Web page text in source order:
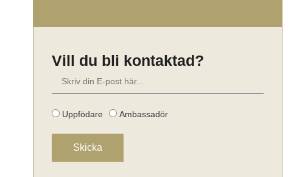
Vill du bli kontaktad?
Uppfödare Ambassadör
Skicka